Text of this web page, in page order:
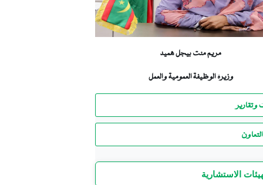
مريم منت بيجل هميد
وزيرة الوظيفة العمومية والعمل
وتقارير
الاستشارية